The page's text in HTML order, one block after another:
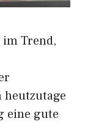
Trend,
heutzutage
eine gute